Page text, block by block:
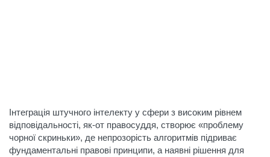
Інтеграція штучного інтелекту у сфери з високим рівнем
відповідальності, як-от правосуддя, створює «проблему
чорної скриньки», де непрозорість алгоритмів підриває
фундаментальні правові принципи, а наявні рішення для